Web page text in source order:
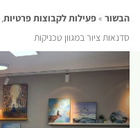
הבשור »פעילות לקבוצות פרטיות,
סדנאות ציור במגוון טכניקות